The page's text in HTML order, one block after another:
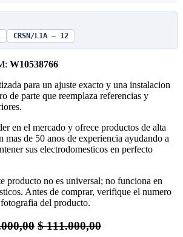
CRSN/L1A — 12
W10538766
para un ajuste exacto y una instalacion
de parte que reemplaza referencias y
en el mercado y ofrece productos de alta
mas de 50 anos de experiencia ayudando a
sus electrodomesticos en perfecto
producto no es universal; no funciona en
Antes de comprar, verifique el numero
del producto.
$111.000,00